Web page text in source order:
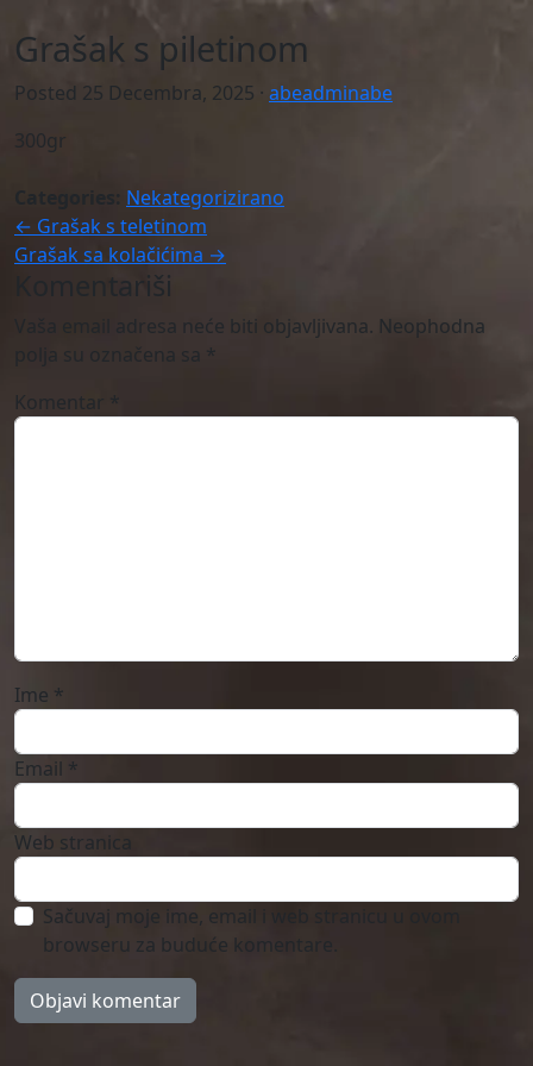
Grašak s piletinom
Posted 25 Decembra, 2025 · abeadminabe
300gr
Categories:
Nekategorizirano
← Grašak s teletinom
Grašak sa kolačićima →
Komentariši
Vaša email adresa neće biti objavljivana. Neophodna
polja su označena sa *
Komentar *
Ime *
Email *
Web stranica
Sačuvaj moje ime, email i web stranicu u ovom
browseru za buduće komentare.